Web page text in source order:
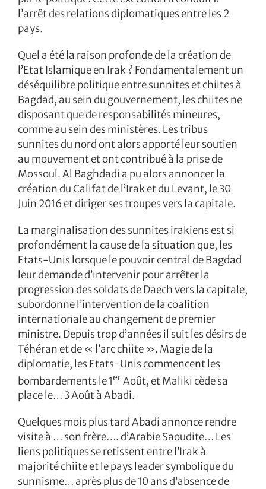
l’arrêt des relations diplomatiques entre les 2
pays.
Quel a été la raison profonde de la création de
l’Etat Islamique en Irak ? Fondamentalement un
déséquilibre politique entre sunnites et chiites à
Bagdad, au sein du gouvernement, les chiites ne
disposant que de responsabilités mineures,
comme au sein des ministères. Les tribus
sunnites du nord ont alors apporté leur soutien
au mouvement et ont contribué à la prise de
Mossoul. Al Baghdadi a pu alors annoncer la
création du Califat de l’Irak et du Levant, le 30
Juin 2016 et diriger ses troupes vers la capitale.
La marginalisation des sunnites irakiens est si
profondément la cause de la situation que, les
Etats-Unis lorsque le pouvoir central de Bagdad
leur demande d’intervenir pour arrêter la
progression des soldats de Daech vers la capitale,
subordonne l’intervention de la coalition
internationale au changement de premier
ministre. Depuis trop d’années il suit les désirs de
Téhéran et de « l’arc chiite ». Magie de la
diplomatie, les Etats-Unis commencent les
bombardements le 1erAoût, et Maliki cède sa
place le… 3 Août à Abadi.
Quelques mois plus tard Abadi annonce rendre
visite à … son frère…. d’Arabie Saoudite… Les
liens politiques se retissent entre l’Irak à
majorité chiite et le pays leader symbolique du
sunnisme… après plus de 10 ans d’absence de